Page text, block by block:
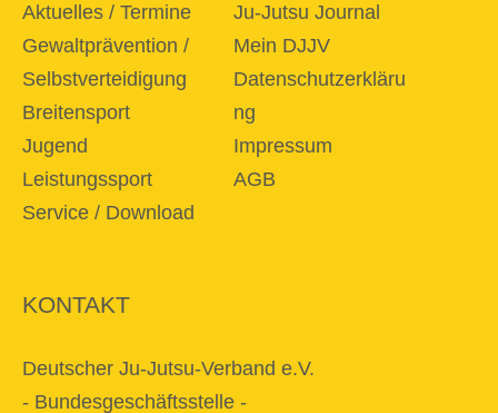
Aktuelles / Termine
Gewaltprävention /
Selbstverteidigung
Breitensport
Jugend
Leistungssport
Service / Download
Ju-Jutsu Journal
Mein DJJV
Datenschutzerkläru
ng
Impressum
AGB
KONTAKT
Deutscher Ju-Jutsu-Verband e.V.
- Bundesgeschäftsstelle -